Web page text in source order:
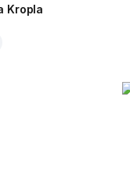
Kropla